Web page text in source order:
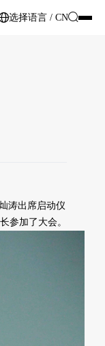
选择语言 / CN
涛出席启动仪
参加了大会。